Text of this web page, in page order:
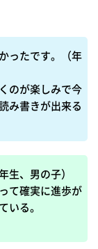
ったです。（年
のが楽しみで今
み書きが出来る
生、男の子）
て確実に進歩が
いる。